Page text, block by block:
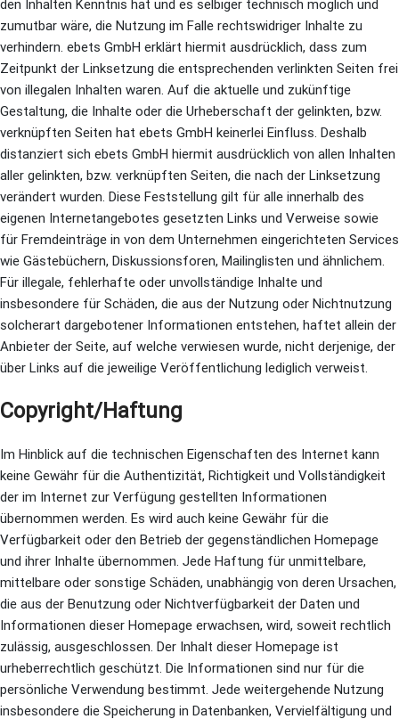
den Inhalten Kenntnis hat und es selbiger technisch möglich und
zumutbar wäre, die Nutzung im Falle rechtswidriger Inhalte zu
verhindern. ebets GmbH erklärt hiermit ausdrücklich, dass zum
Zeitpunkt der Linksetzung die entsprechenden verlinkten Seiten frei
von illegalen Inhalten waren. Auf die aktuelle und zukünftige
Gestaltung, die Inhalte oder die Urheberschaft der gelinkten, bzw.
verknüpften Seiten hat ebets GmbH keinerlei Einfluss. Deshalb
distanziert sich ebets GmbH hiermit ausdrücklich von allen Inhalten
aller gelinkten, bzw. verknüpften Seiten, die nach der Linksetzung
verändert wurden. Diese Feststellung gilt für alle innerhalb des
eigenen Internetangebotes gesetzten Links und Verweise sowie
für Fremdeinträge in von dem Unternehmen eingerichteten Services
wie Gästebüchern, Diskussionsforen, Mailinglisten und ähnlichem.
Für illegale, fehlerhafte oder unvollständige Inhalte und
insbesondere für Schäden, die aus der Nutzung oder Nichtnutzung
solcherart dargebotener Informationen entstehen, haftet allein der
Anbieter der Seite, auf welche verwiesen wurde, nicht derjenige, der
über Links auf die jeweilige Veröffentlichung lediglich verweist.
Copyright/Haftung
Im Hinblick auf die technischen Eigenschaften des Internet kann
keine Gewähr für die Authentizität, Richtigkeit und Vollständigkeit
der im Internet zur Verfügung gestellten Informationen
übernommen werden. Es wird auch keine Gewähr für die
Verfügbarkeit oder den Betrieb der gegenständlichen Homepage
und ihrer Inhalte übernommen. Jede Haftung für unmittelbare,
mittelbare oder sonstige Schäden, unabhängig von deren Ursachen,
die aus der Benutzung oder Nichtverfügbarkeit der Daten und
Informationen dieser Homepage erwachsen, wird, soweit rechtlich
zulässig, ausgeschlossen. Der Inhalt dieser Homepage ist
urheberrechtlich geschützt. Die Informationen sind nur für die
persönliche Verwendung bestimmt. Jede weitergehende Nutzung
insbesondere die Speicherung in Datenbanken, Vervielfältigung und